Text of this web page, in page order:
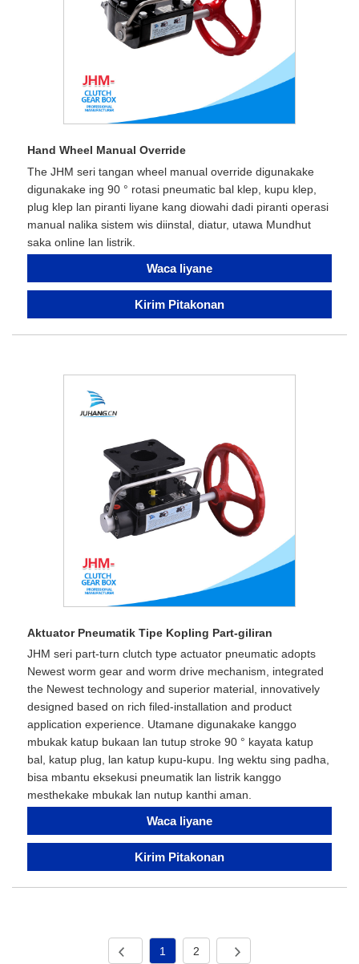
Hand Wheel Manual Override
The JHM seri tangan wheel manual override digunakake
digunakake ing 90 ° rotasi pneumatic bal klep, kupu klep,
plug klep lan piranti liyane kang diowahi dadi piranti operasi
manual nalika sistem wis diinstal, diatur, utawa Mundhut
saka online lan listrik.
Waca liyane
Kirim Pitakonan
Aktuator Pneumatik Tipe Kopling Part-giliran
JHM seri part-turn clutch type actuator pneumatic adopts
Newest worm gear and worm drive mechanism, integrated
the Newest technology and superior material, innovatively
designed based on rich filed-installation and product
application experience. Utamane digunakake kanggo
mbukak katup bukaan lan tutup stroke 90 ° kayata katup
bal, katup plug, lan katup kupu-kupu. Ing wektu sing padha,
bisa mbantu eksekusi pneumatik lan listrik kanggo
mesthekake mbukak lan nutup kanthi aman.
Waca liyane
Kirim Pitakonan
1 2